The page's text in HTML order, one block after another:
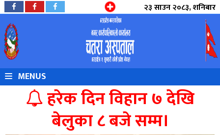
२३ साउन २०८३, शनिबार
MENUS
हरेक दिन विहान ७ देखि
बेलुका ८ बजे सम्म।
निपा भाइरस संक्रमण बारे उच्च
सतर्कता अपनाउन सूचित गरिन्छ।